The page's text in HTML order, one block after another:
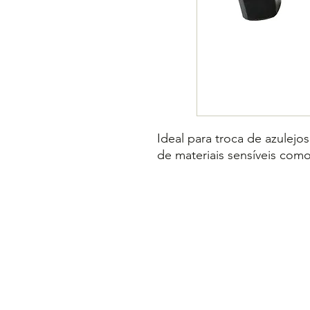
Ideal para troca de
de materiais sensíveis